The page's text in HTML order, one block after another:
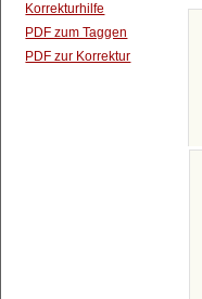
Korrekturhilfe
PDF zum Taggen
PDF zur Korrektur